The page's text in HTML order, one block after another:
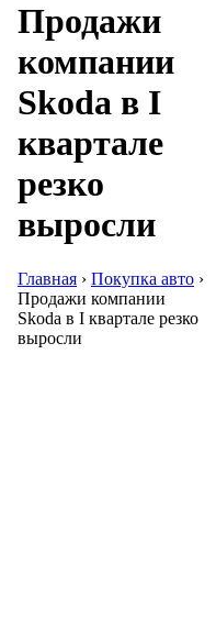
Продажи
компании
Skoda в I
квартале
резко
выросли
Главная › Покупка авто ›
Продажи компании
Skoda в I квартале резко
выросли